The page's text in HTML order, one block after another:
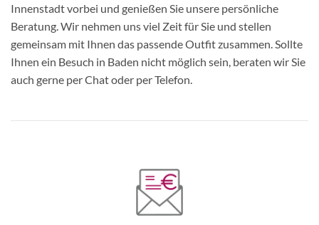
Innenstadt vorbei und genießen Sie unsere persönliche
Beratung. Wir nehmen uns viel Zeit für Sie und stellen
gemeinsam mit Ihnen das passende Outfit zusammen. Sollte
Ihnen ein Besuch in Baden nicht möglich sein, beraten wir Sie
auch gerne per Chat oder per Telefon.